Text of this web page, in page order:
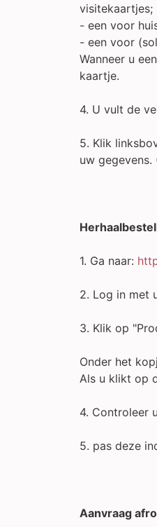
visitekaartjes;
- een voor
- een voor
Wanneer u
kaartje.
4. U vult de
5. Klik
uw gegevens.
1. Ga naar:
2. Log in met
3. Klik op
Onder het
Als u klikt op
4. Controleer
5. pas deze
Aanvraag